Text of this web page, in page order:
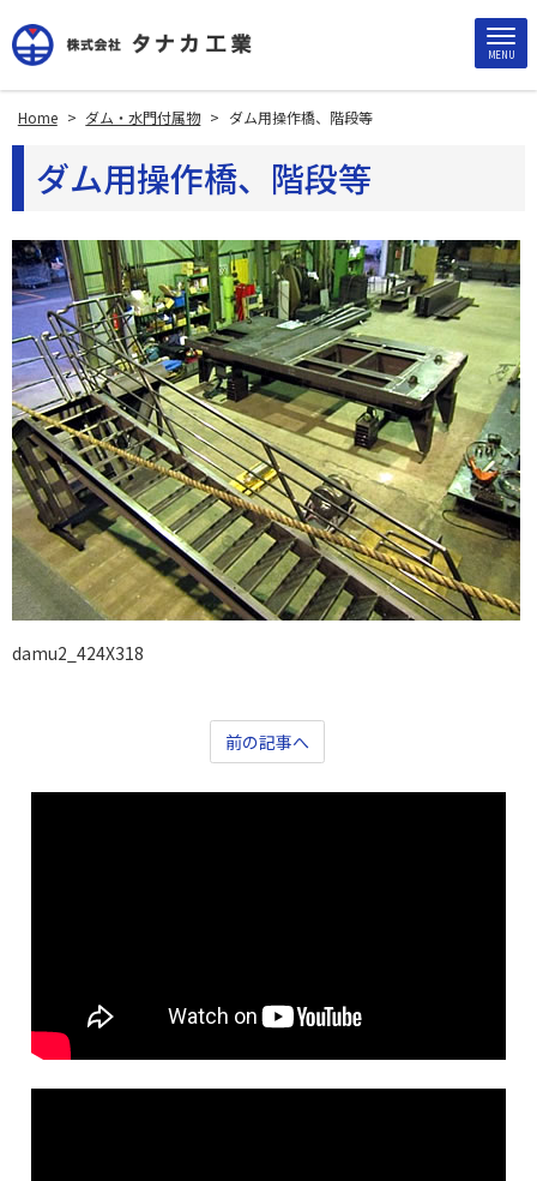
MENU
Home > ダム・水門付属物 > ダム用操作橋、階段等
ダム用操作橋、階段等
damu2_424X318
前の記事へ